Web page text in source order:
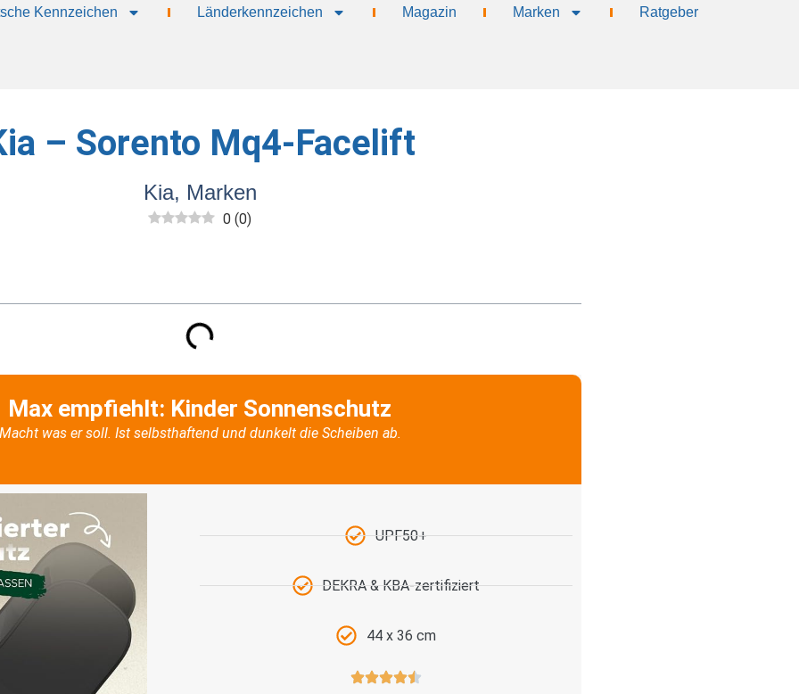
Kennzeichen Länderkennzeichen Magazin Marken Ratgeber
– Sorento Mq4-Facelift
Kia, Marken
0 (0)
Max empfiehlt: Kinder Sonnenschutz
was er soll. Ist selbsthaftend und dunkelt die Scheiben ab.
UPF50+
DEKRA & KBA-zertifiziert
44 x 36 cm